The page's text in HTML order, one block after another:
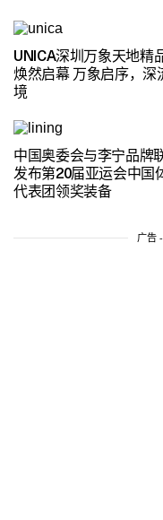
UNICA深圳万象天地精
焕然启幕 万象启序，深
境
中国奥委会与李宁品牌
发布第20届亚运会中国
代表团领奖装备
广告